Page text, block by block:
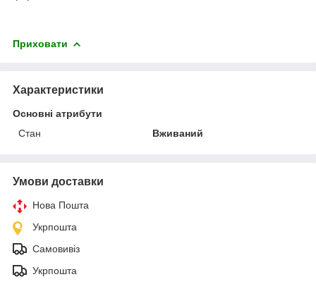
Приховати
Характеристики
Основні атрибути
Стан
Вживаний
Умови доставки
Нова Пошта
Укрпошта
Самовивіз
Укрпошта